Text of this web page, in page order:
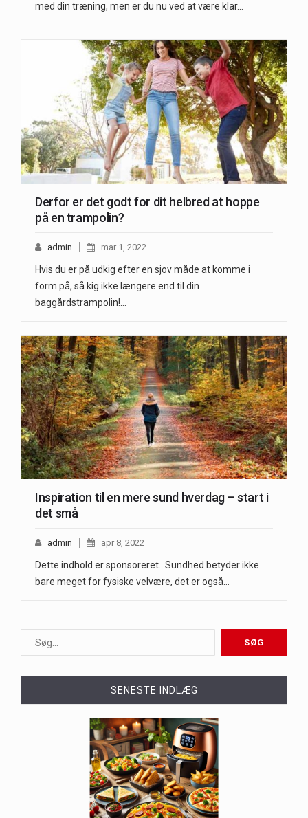
med din træning, men er du nu ved at være klar…
Derfor er det godt for dit helbred at hoppe
på en trampolin?
admin mar 1, 2022
Hvis du er på udkig efter en sjov måde at komme i
form på, så kig ikke længere end til din
baggårdstrampolin!…
Inspiration til en mere sund hverdag – start i
det små
admin apr 8, 2022
Dette indhold er sponsoreret. Sundhed betyder ikke
bare meget for fysiske velvære, det er også…
SENESTE INDLÆG